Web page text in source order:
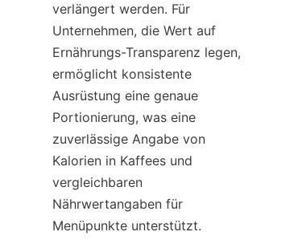
verlängert werden. Für
Unternehmen, die Wert auf
Ernährungs-Transparenz legen,
ermöglicht konsistente
Ausrüstung eine genaue
Portionierung, was eine
zuverlässige Angabe von
Kalorien in Kaffees und
vergleichbaren
Nährwertangaben für
Menüpunkte unterstützt.